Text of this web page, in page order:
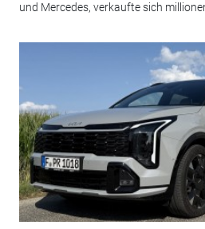
und Mercedes, verkaufte sich